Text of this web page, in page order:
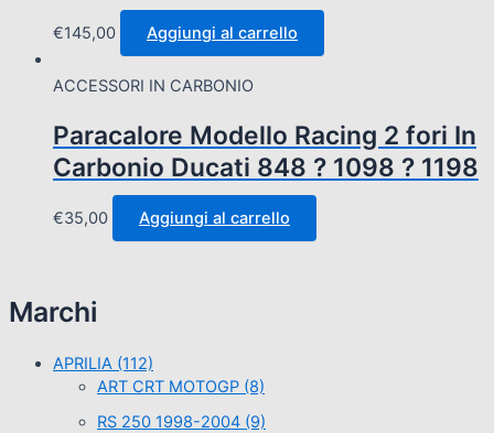
Marchi
APRILIA (112)
ART CRT MOTOGP (8)
RS 250 1998-2004 (9)
€145,00 Aggiungi al carrello
ACCESSORI IN CARBONIO
Paracalore Modello Racing 2 fori In
Carbonio Ducati 848 ? 1098 ? 1198
€35,00 Aggiungi al carrello